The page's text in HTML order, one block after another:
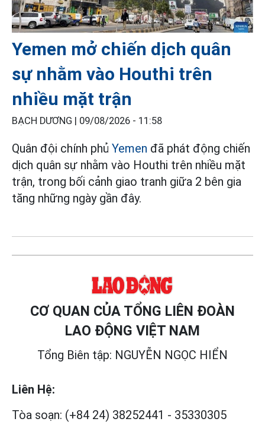
Yemen mở chiến dịch quân
sự nhằm vào Houthi trên
nhiều mặt trận
BẠCH DƯƠNG | 09/08/2026 - 11:58
Quân đội chính phủ Yemen đã phát động chiến
dịch quân sự nhằm vào Houthi trên nhiều mặt
trận, trong bối cảnh giao tranh giữa 2 bên gia
tăng những ngày gần đây.
CƠ QUAN CỦA TỔNG LIÊN ĐOÀN
LAO ĐỘNG VIỆT NAM
Tổng Biên tập: NGUYỄN NGỌC HIỂN
Liên Hệ:
Tòa soạn: (+84 24) 38252441 - 35330305